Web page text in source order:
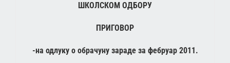
ШКОЛСКОМ ОДБОРУ
ПРИГОВОР
-на одлуку о обрачуну зарадe за фебруар 2011.